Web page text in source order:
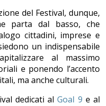
del Festival, dunque,
parta dal basso, che
cittadini, imprese e
un indispensabile
al massimo
e ponendo l’accento
ma anche culturali.
dedicati alGoal 9 e al